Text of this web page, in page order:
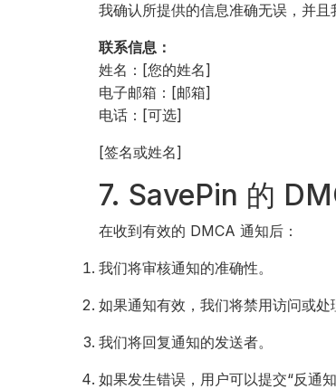
我确认所提供的信息准确无误，并且
联系信息：
姓名：[您的姓名]
电子邮箱：[邮箱]
电话：[可选]
[签名或姓名]
7. SavePin 的
在收到有效的 DMCA 通知后：
我们将审核通知的准确性。
如果通知有效，我们将禁用访问或处
我们将回复通知的发送者。
如果发生错误，用户可以提交“反通知